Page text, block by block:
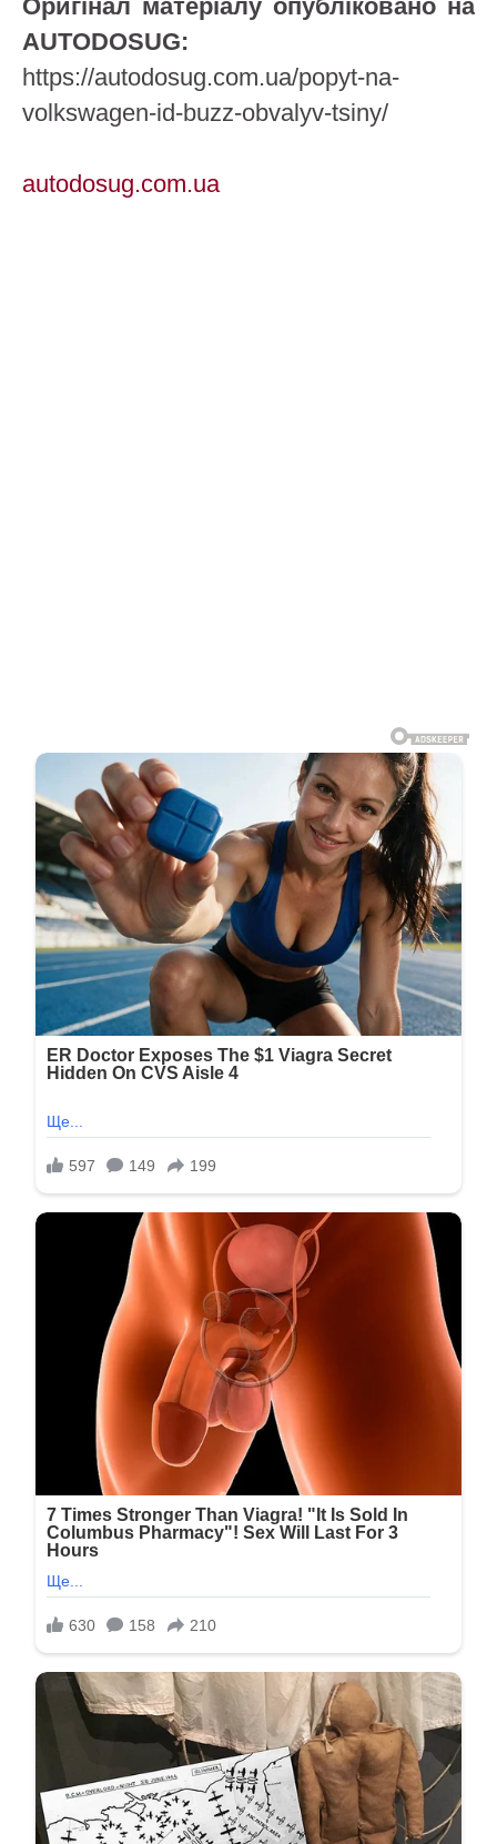
Оригінал матеріалу опубліковано на
AUTODOSUG:
https://autodosug.com.ua/popyt-na-
volkswagen-id-buzz-obvalyv-tsiny/
autodosug.com.ua